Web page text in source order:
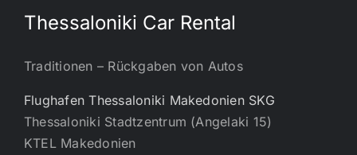
Thessaloniki Car Rental
Traditionen – Rückgaben von Autos
Flughafen Thessaloniki Makedonien SKG
Thessaloniki Stadtzentrum (Angelaki 15)
KTEL Makedonien